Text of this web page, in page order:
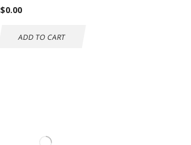
$0.00
ADD TO CART